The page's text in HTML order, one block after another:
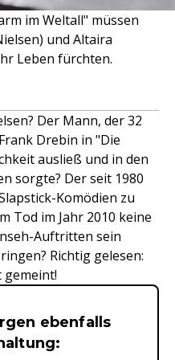
im Weltall" müssen
und Altaira
Leben fürchten.
Der Mann, der 32
Drebin in "Die
ausließ und in den
sorgte? Der seit 1980
Komödien zu
Tod im Jahr 2010 keine
Auftritten sein
Richtig gelesen:
gemeint!
&ebenfalls